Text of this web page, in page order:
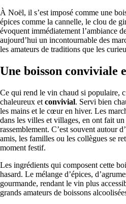
À Noël, il s’est imposé comme une
épices comme la cannelle, le clou de
évoquent immédiatement l’ambiance
aujourd’hui un incontournable des
les amateurs de traditions que les
Une boisson conviviale
Ce qui rend le vin chaud si populaire,
chaleureux et convivial. Servi bien
les mains et le cœur en hiver. Les
dans les villes et villages, en ont fait
rassemblement. C’est souvent autour
amis, les familles ou les collègues se
moment festif.
Les ingrédients qui composent cette
hasard. Le mélange d’épices,
gourmande, rendant le vin plus
grands amateurs de boissons